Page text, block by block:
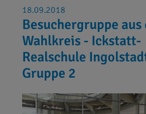
18.09.2018
Besuchergruppe aus
Wahlkreis - Ickstatt-
Realschule
Gruppe 2